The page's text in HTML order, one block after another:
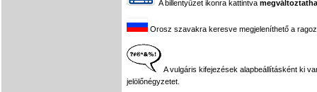
A billentyűzet ikonra kattintva
Orosz szavakra keresve megjeleníthető a
A vulgáris kifejezések alapbeállításként ki
jelölőnégyzetet.